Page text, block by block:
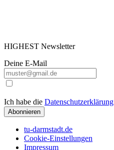
HIGHEST Newsletter
Deine E-Mail
Ich habe die Datenschutzerklärung
Abonnieren
tu-darmstadt.de
Cookie-Einstellungen
Impressum